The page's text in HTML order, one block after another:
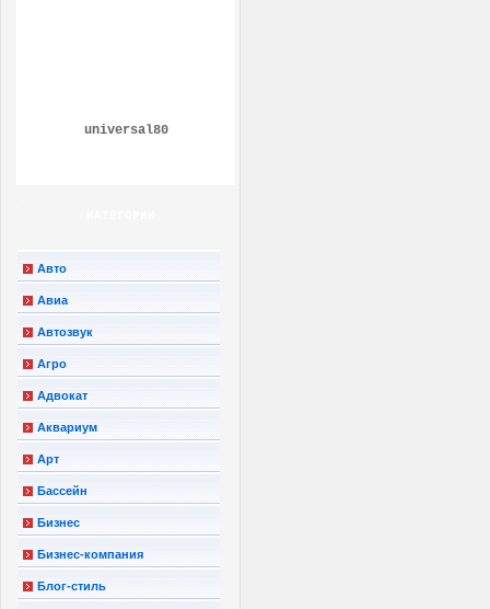
universal80
Авто
Авиа
Автозвук
Агро
Адвокат
Аквариум
Арт
Бассейн
Бизнес
Бизнес-компания
Блог-стиль